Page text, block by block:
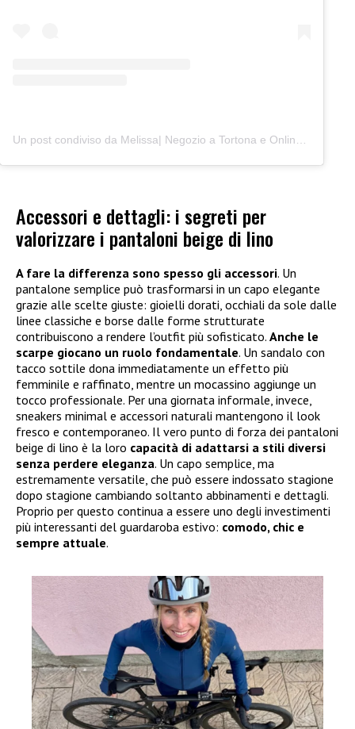
Accessori e dettagli: i segreti per
valorizzare i pantaloni beige di lino
A fare la differenza sono spesso gli accessori. Un
pantalone semplice può trasformarsi in un capo elegante
grazie alle scelte giuste: gioielli dorati, occhiali da sole dalle
linee classiche e borse dalle forme strutturate
contribuiscono a rendere l’outfit più sofisticato. Anche le
scarpe giocano un ruolo fondamentale. Un sandalo con
tacco sottile dona immediatamente un effetto più
femminile e raffinato, mentre un mocassino aggiunge un
tocco professionale. Per una giornata informale, invece,
sneakers minimal e accessori naturali mantengono il look
fresco e contemporaneo. Il vero punto di forza dei pantaloni
beige di lino è la loro capacità di adattarsi a stili diversi
senza perdere eleganza. Un capo semplice, ma
estremamente versatile, che può essere indossato stagione
dopo stagione cambiando soltanto abbinamenti e dettagli.
Proprio per questo continua a essere uno degli investimenti
più interessanti del guardaroba estivo: comodo, chic e
sempre attuale.